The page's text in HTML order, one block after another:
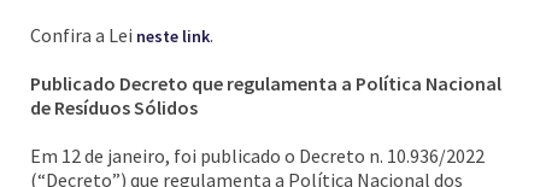
Confira a Lei neste link.
Publicado Decreto que regulamenta a Política Nacional
de Resíduos Sólidos
Em 12 de janeiro, foi publicado o Decreto n. 10.936/2022
(“Decreto”) que regulamenta a Política Nacional dos